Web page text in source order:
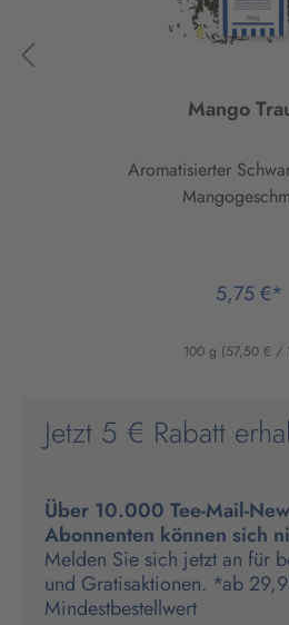
Mango
Aromatisierter
5,75 €*
100 g (57,50 € /
Jetzt 5 € Rabatt
Über 10.000 Tee-Mail-
Abonnenten können sich
Melden Sie sich jetzt an für
und Gratisaktionen. *ab
Mindestbestellwert